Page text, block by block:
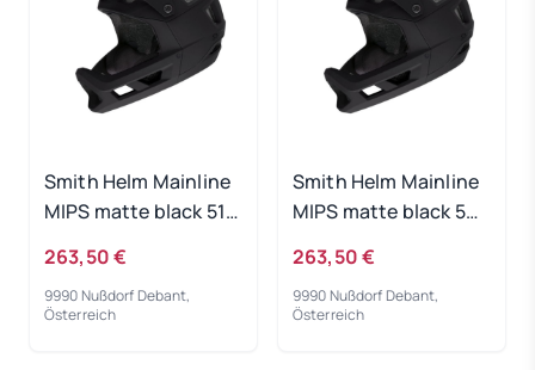
Smith Helm Mainline
MIPS matte black 51-
263,50 €
9990 Nußdorf Debant,
Österreich
Smith Helm Mainline
MIPS matte black 59-
263,50 €
9990 Nußdorf Debant,
Österreich